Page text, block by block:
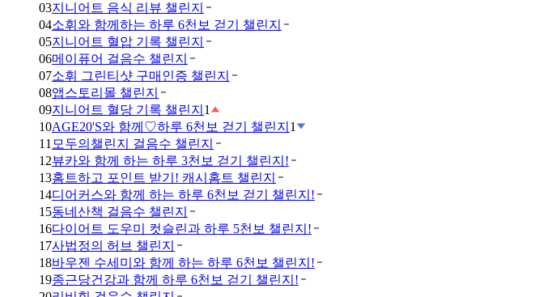
03지니어트 음식 리뷰 챌린지
04소휘와 함께하는 하루 6천보 걷기 챌린지
05지니어트 혈압 기록 챌린지
06메이퓨어 걸음수 챌린지
07소휘 그린티샷 구매인증 챌린지
08앱스토리몰 챌린지
09지니어트 혈당 기록 챌린지 1
10AGE20'S와 함께♡하루 6천보 걷기 챌린지 1
11 모두의챌린지 걸음수 챌린지
12뷰카와 함께 하는 하루 3천보 걷기 챌린지!
13홈트하고 포인트 받기! 캐시홈트 챌린지
14디어커스와 함께 하는 하루 6천보 걷기 챌린지!
15동네산책 걸음수 챌린지
16다이어트 도우미 컷슬린과 하루 5천보 챌린지!
17사법정의 허브 챌린지
18바우젠 수세미와 함께 하는 하루 6천보 챌린지!
19종근당건강과 함께 하루 6천보 걷기 챌린지!